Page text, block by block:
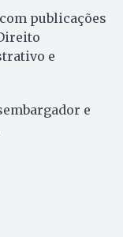
publicações
e
e